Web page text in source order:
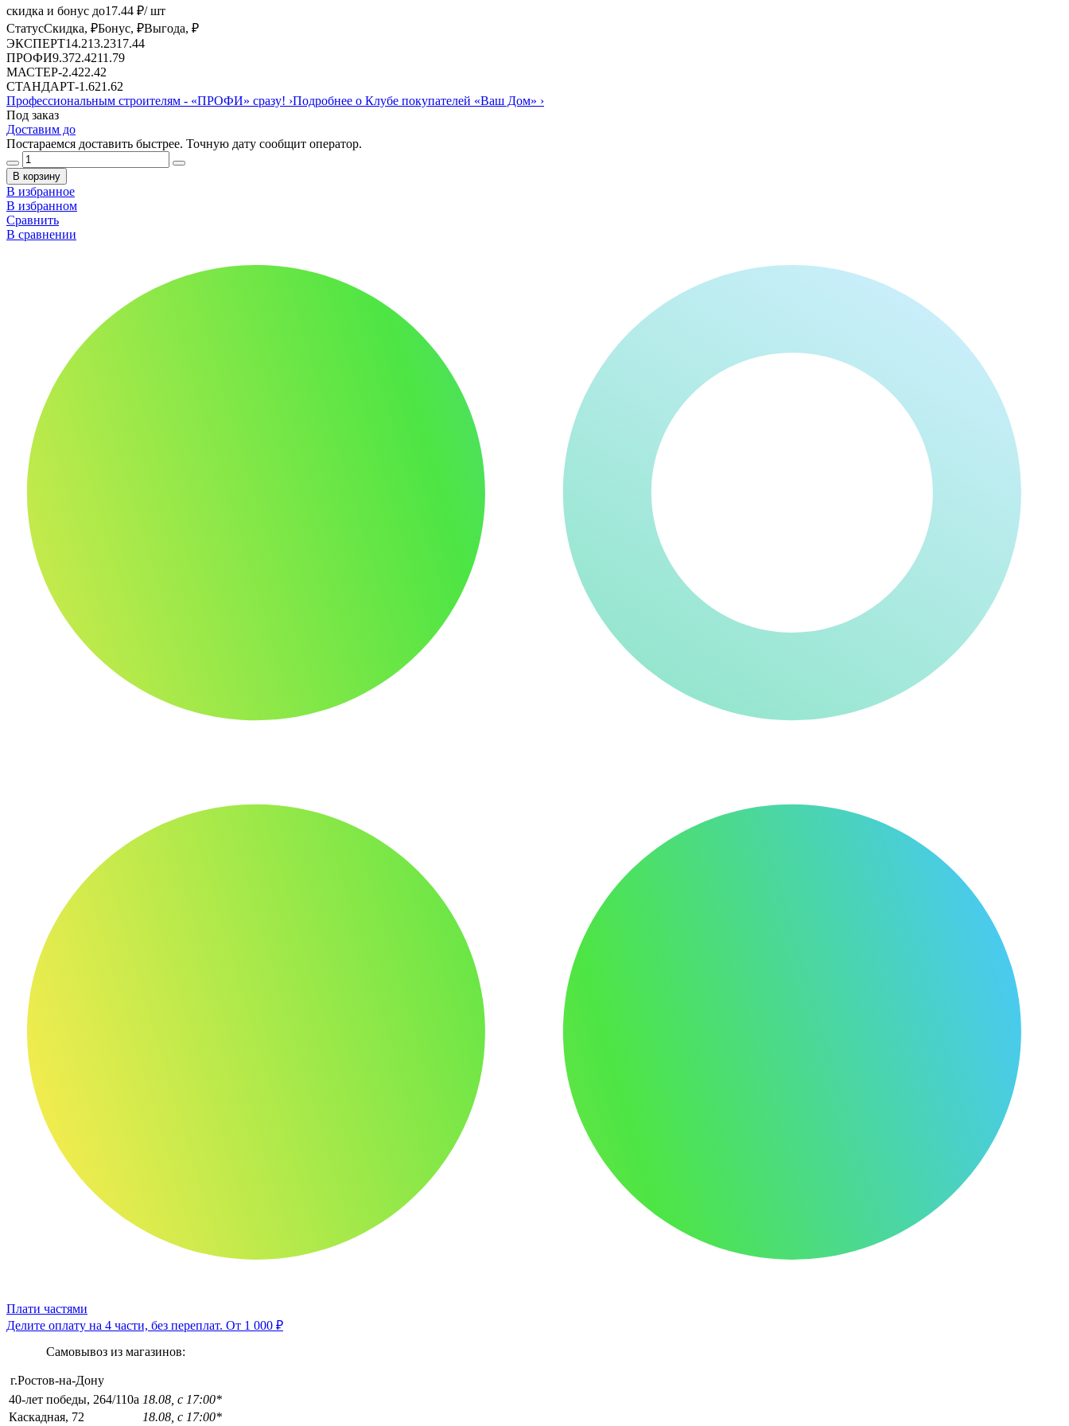
скидка и бонус до17.44 ₽/ шт
СтатусСкидка, ₽Бонус, ₽Выгода, ₽
ЭКСПЕРТ14.213.2317.44
ПРОФИ9.372.4211.79
МАСТЕР-2.422.42
СТАНДАРТ-1.621.62
Профессиональным строителям - «ПРОФИ» сразу! ›Подробнее о Клубе покупателей «Ваш Дом» ›
Под заказ
Доставим до
Постараемся доставить быстрее. Точную дату сообщит оператор.
В корзину
В избранное
В избранном
Сравнить
В сравнении
Плати частями
Делите оплату на 4 части, без переплат. От 1 000 ₽
Самовывоз из магазинов:
г.Ростов-на-Дону
40-лет победы, 264/110а 18.08, с 17:00*
Каскадная, 72
18.08, с 17:00*